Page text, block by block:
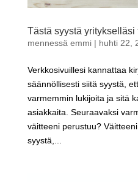
Tästä syystä yritykselläsi
mennessä emmi| huhti 22,
Verkkosivuillesi kannattaa
säännöllisesti siitä syystä,
varmemmin lukijoita ja sitä
asiakkaita. Seuraavaksi
väitteeni perustuu?
syystä,...